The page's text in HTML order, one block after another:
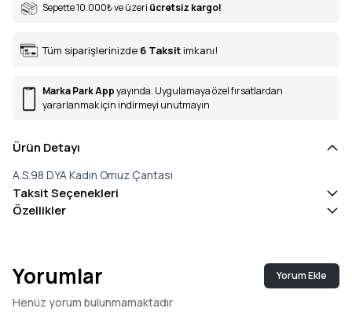
Sepette 10.000₺ve üzeri ücretsiz kargo!
Tüm siparişlerinizde 6 Taksit imkanı!
Marka Park Appyayında. Uygulamaya özel fırsatlardan
yararlanmak için indirmeyi unutmayın
Ürün Detayı
A.S.98 DYA Kadın Omuz Çantası
Taksit Seçenekleri
Özellikler
Yorumlar Yorum Ekle
Henüz yorum bulunmamaktadır